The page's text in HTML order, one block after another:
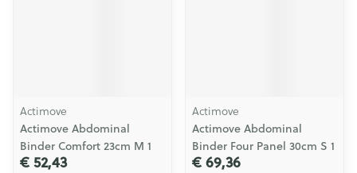
Actimove
Actimove Abdominal
Binder Comfort 23cm M 1
€ 52,43
Actimove
Actimove Abdominal
Binder Four Panel 30cm S 1
€ 69,36